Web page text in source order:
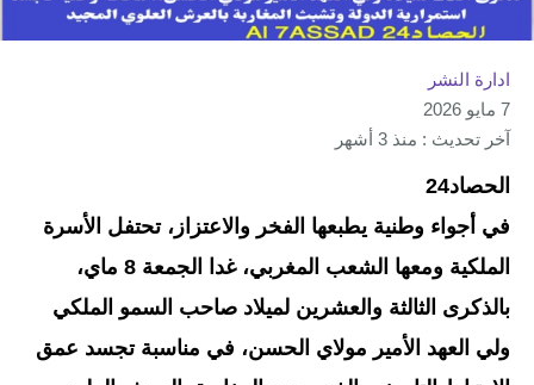
ادارة النشر
7 مايو 2026
آخر تحديث : منذ 3 أشهر
الحصاد24
في أجواء وطنية يطبعها الفخر والاعتزاز، تحتفل الأسرة
الملكية ومعها الشعب المغربي، غدا الجمعة 8 ماي،
بالذكرى الثالثة والعشرين لميلاد صاحب السمو الملكي
ولي العهد الأمير مولاي الحسن، في مناسبة تجسد عمق